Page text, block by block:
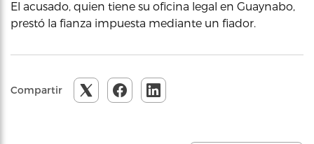
El acusado, quien tiene su oficina legal en Guaynabo,
prestó la fianza impuesta mediante un fiador.
Compartir